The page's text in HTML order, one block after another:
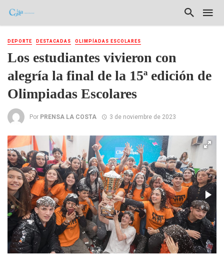
DEPORTE DESTACADAS OLIMPÍADAS ESCOLARES
Los estudiantes vivieron con
alegría la final de la 15ª edición de
Olimpiadas Escolares
Por PRENSA LA COSTA 3 de noviembre de 2023